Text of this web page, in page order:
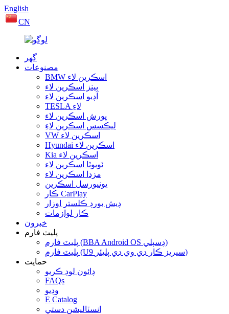
English
CN
گهر
مصنوعات
BMW اسڪرين لاء
بينز اسڪرين لاء
آڊيو اسڪرين لاء
TESLA لاءِ
پورش اسڪرين لاء
ليڪسس اسڪرين لاءِ
VW اسڪرين لاء
Hyundai اسڪرين لاء
Kia اسڪرين لاء
ٽويوٽا اسڪرين لاء
مزدا اسڪرين لاء
يونيورسل اسڪرين
ڪار CarPlay
ڊيش بورڊ ڪلستر اوزار
ڪار لوازمات
خبرون
پليٽ فارم
پليٽ فارم (BBA Android OS ڊسپلي)
پليٽ فارم (U9 سيريز ڪار ڊي وي ڊي پليئر)
حمايت
ڊائون لوڊ ڪريو
FAQs
وڊيو
E Catalog
انسٽاليشن دستي